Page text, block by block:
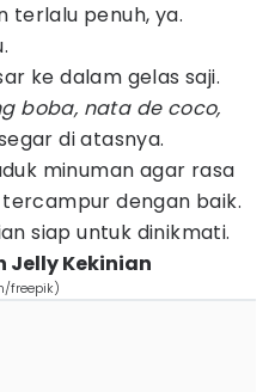
terlalu penuh, ya.
ke dalam gelas saji.
boba, nata de coco,
di atasnya.
minuman agar rasa
dengan baik.
siap untuk dinikmati.
Jelly Kekinian
freepik)